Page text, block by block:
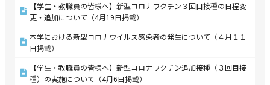
【学生・教職員の皆様へ】新型コロナワクチン３回目接種の日程変
更・追加について（4月19日掲載）
本学における新型コロナウイルス感染者の発生について（４月１１
日掲載）
【学生・教職員の皆様へ】新型コロナワクチン追加接種（３回目接
種）の実施について（4月6日掲載）